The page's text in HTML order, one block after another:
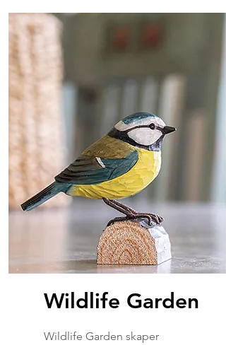
Wildlife Garden
Wildlife Garden skaper